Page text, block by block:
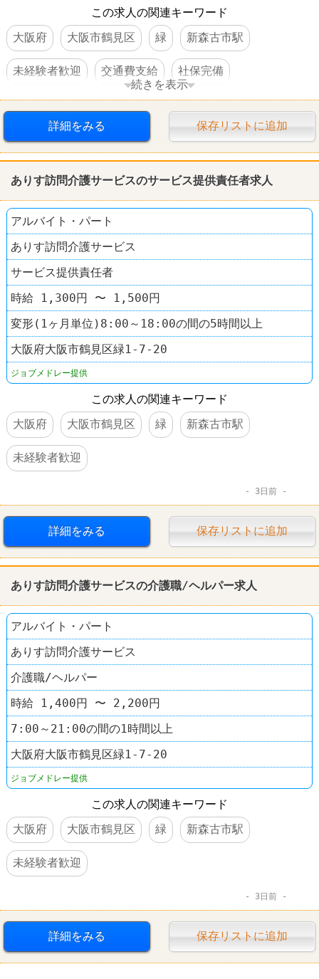
この求人の関連キーワード
大阪府
大阪市鶴見区 緑 新森古市駅
未経験者歓迎 交通費支給 社保完備
オープニングスタッフ
続きを表示
詳細をみる 保存リストに追加
ありす訪問介護サービスのサービス提供責任者求人
アルバイト・パート
ありす訪問介護サービス
サービス提供責任者
時給 1,300円 〜 1,500円
変形(1ヶ月単位)8:00～18:00の間の5時間以上
大阪府大阪市鶴見区緑1-7-20
ジョブメドレー提供
この求人の関連キーワード
大阪府
大阪市鶴見区 緑 新森古市駅
未経験者歓迎
3日前
詳細をみる 保存リストに追加
ありす訪問介護サービスの介護職/ヘルパー求人
アルバイト・パート
ありす訪問介護サービス
介護職/ヘルパー
時給 1,400円 〜 2,200円
7:00～21:00の間の1時間以上
大阪府大阪市鶴見区緑1-7-20
ジョブメドレー提供
この求人の関連キーワード
大阪府
大阪市鶴見区 緑 新森古市駅
未経験者歓迎
3日前
詳細をみる 保存リストに追加